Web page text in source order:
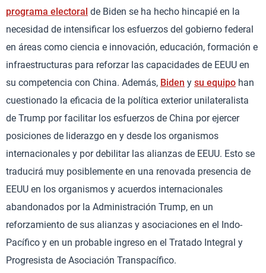
programa electoral de Biden se ha hecho hincapié en la
necesidad de intensificar los esfuerzos del gobierno federal
en áreas como ciencia e innovación, educación, formación e
infraestructuras para reforzar las capacidades de EEUU en
su competencia con China. Además, Biden y su equipo han
cuestionado la eficacia de la política exterior unilateralista
de Trump por facilitar los esfuerzos de China por ejercer
posiciones de liderazgo en y desde los organismos
internacionales y por debilitar las alianzas de EEUU. Esto se
traducirá muy posiblemente en una renovada presencia de
EEUU en los organismos y acuerdos internacionales
abandonados por la Administración Trump, en un
reforzamiento de sus alianzas y asociaciones en el Indo-
Pacífico y en un probable ingreso en el Tratado Integral y
Progresista de Asociación Transpacífico.